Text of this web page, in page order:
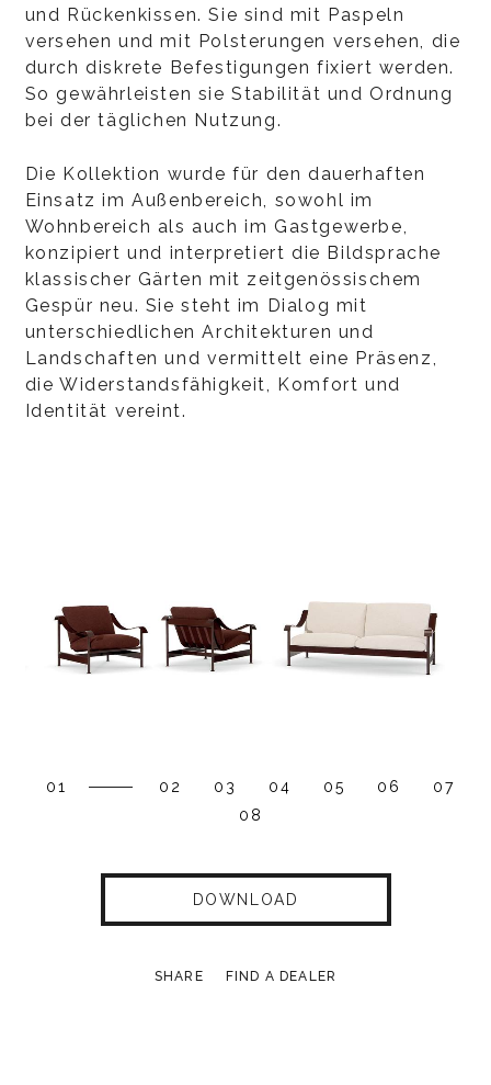
und Rückenkissen. Sie sind mit Paspeln
versehen und mit Polsterungen versehen, die
durch diskrete Befestigungen fixiert werden.
So gewährleisten sie Stabilität und Ordnung
bei der täglichen Nutzung.
Die Kollektion wurde für den dauerhaften
Einsatz im Außenbereich, sowohl im
Wohnbereich als auch im Gastgewerbe,
konzipiert und interpretiert die Bildsprache
klassischer Gärten mit zeitgenössischem
Gespür neu. Sie steht im Dialog mit
unterschiedlichen Architekturen und
Landschaften und vermittelt eine Präsenz,
die Widerstandsfähigkeit, Komfort und
Identität vereint.
01 02 03 04 05 06
07
08
DOWNLOAD
SHARE FIND A DEALER